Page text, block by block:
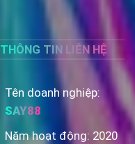
THÔNG TIN LIÊN HỆ
Tên doanh nghiệp:
SAY88
Năm hoạt động: 2020